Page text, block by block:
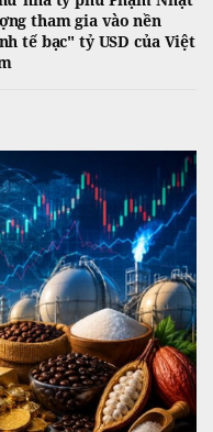
tham gia vào nền
tế bạc" tỷ USD của Việt